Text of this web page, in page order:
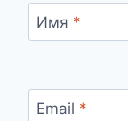
Имя *
Email *